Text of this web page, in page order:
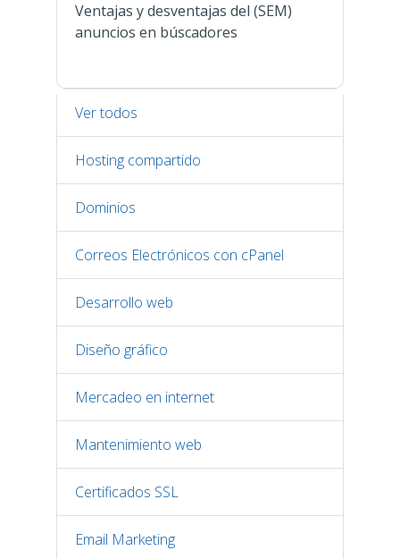
Ventajas y desventajas del (SEM)
anuncios en búscadores
Ver todos
Hosting compartido
Dominios
Correos Electrónicos con cPanel
Desarrollo web
Diseño gráfico
Mercadeo en internet
Mantenimiento web
Certificados SSL
Email Marketing